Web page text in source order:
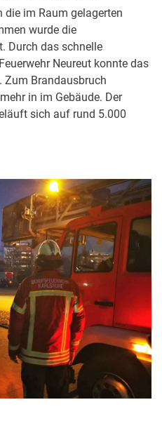
die im Raum gelagerten
wurde die
Durch das schnelle
Neureut konnte das
Zum Brandausbruch
in im Gebäude. Der
sich auf rund 5.000